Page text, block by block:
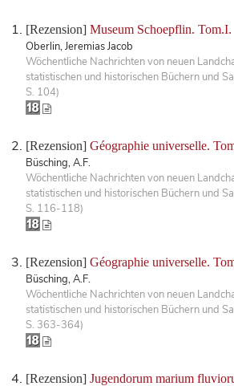
[Rezension] Museum Schoepflin. Tom.I.
Oberlin, Jeremias Jacob
Wöchentliche Nachrichten von neuen
statistischen und historischen Büchern und
S. 104)
[Rezension] Géographie universelle.
Büsching, A.F.
Wöchentliche Nachrichten von neuen
statistischen und historischen Büchern und
S. 116-118)
[Rezension] Géographie universelle.
Büsching, A.F.
Wöchentliche Nachrichten von neuen
statistischen und historischen Büchern und
S. 363-364)
[Rezension] Jugendorum marium